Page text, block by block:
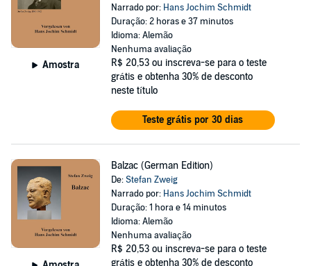
Amostra
Narrado por: Hans Jochim Schmidt
Duração: 2 horas e 37 minutos
Idioma: Alemão
Nenhuma avaliação
R$ 20,53 ou inscreva-se para o teste
grátis e obtenha 30% de desconto
neste título
Teste grátis por 30 dias
Balzac (German Edition)
De:Stefan Zweig
Narrado por: Hans Jochim Schmidt
Duração: 1 hora e 14 minutos
Idioma: Alemão
Nenhuma avaliação
R$ 20,53 ou inscreva-se para o teste
grátis e obtenha 30% de desconto